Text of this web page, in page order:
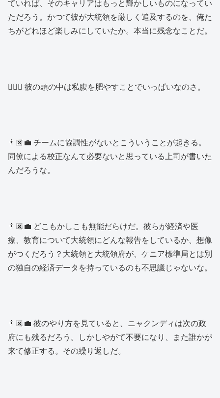
ていれば、そのキャリアはもっと輝かしいものになってい
ただろう。かつて彼が大統領を厳しく追及するのを、俺た
ちがどれほど楽しみにしていたか。本当に残念なことだ。
👱🏿‍♂️ 彼の頭の中は私腹を肥やすことでいっぱいなのさ。
👨🏿‍💼 チームに協調性がないとこういうことが起きる。
同僚による校正なんて必要ないと思っている上司が書いた
んだろうな。
👨🏿‍💼 どこもかしこも無能だらけだ。彼らが経済や医
療、教育について大統領にどんな報告をしているか、想像
がつくだろう？大統領と大統領府が、ケニア標準局とは別
の独自の経済データを持っているのも不思議じゃないな。
👨🏿‍💼 彼のやり方を見ていると、ニャクンディは次の政
府にも残るだろう。しかしやがて不要になり、また誰かが
来て修正する。その繰り返しだ。